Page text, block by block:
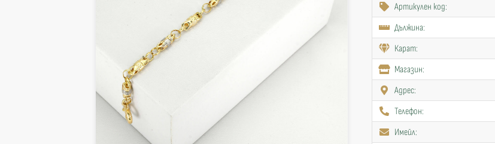
Артикулен код:
Дължина:
Карат:
Mагазин:
Адрес:
Телефон:
Имейл: